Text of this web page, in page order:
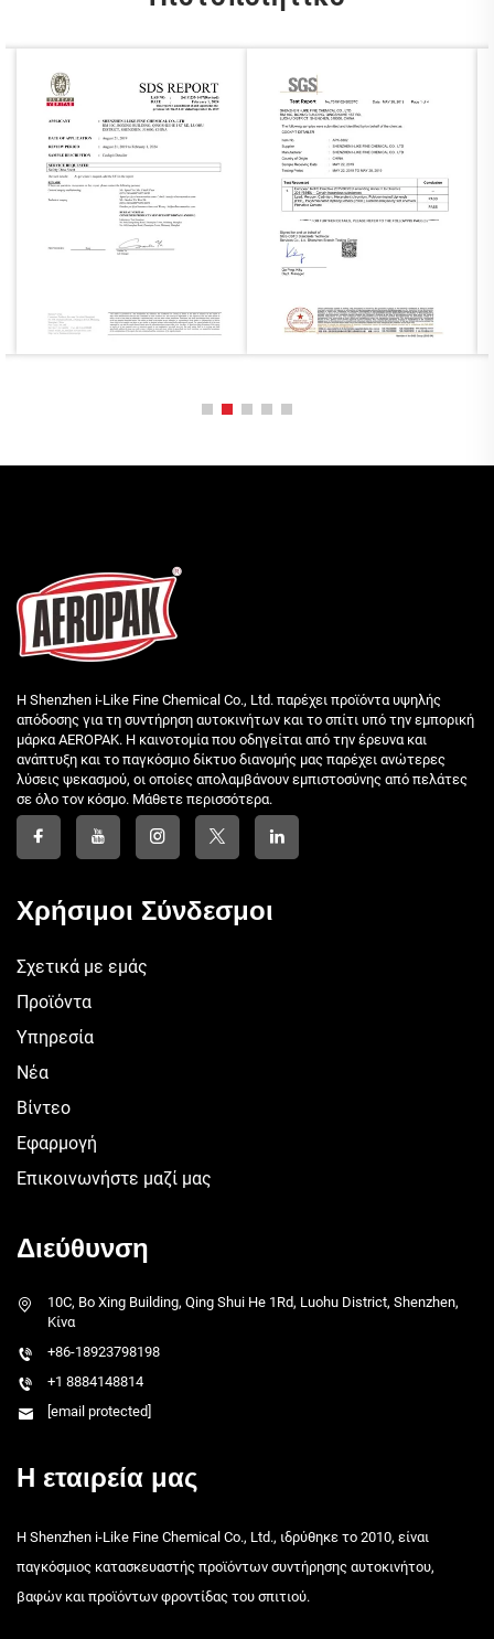
Η Shenzhen i-Like Fine Chemical Co., Ltd. παρέχει προϊόντα υψηλής
απόδοσης για τη συντήρηση αυτοκινήτων και το σπίτι υπό την εμπορική
μάρκα AEROPAK. Η καινοτομία που οδηγείται από την έρευνα και
ανάπτυξη και το παγκόσμιο δίκτυο διανομής μας παρέχει ανώτερες
λύσεις ψεκασμού, οι οποίες απολαμβάνουν εμπιστοσύνης από πελάτες
σε όλο τον κόσμο. Μάθετε περισσότερα.
Χρήσιμοι Σύνδεσμοι
Σχετικά με εμάς
Προϊόντα
Υπηρεσία
Νέα
Βίντεο
Εφαρμογή
Επικοινωνήστε μαζί μας
Διεύθυνση
10C, Bo Xing Building, Qing Shui He 1Rd, Luohu District, Shenzhen,
Κίνα
+86-18923798198
+1 8884148814
[email protected]
Η εταιρεία μας
Η Shenzhen i-Like Fine Chemical Co., Ltd., ιδρύθηκε το 2010, είναι
παγκόσμιος κατασκευαστής προϊόντων συντήρησης αυτοκινήτου,
βαφών και προϊόντων φροντίδας του σπιτιού.